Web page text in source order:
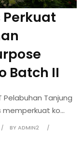
Perkuat
Batch II
Pelabuhan Tanjung
ko...
BY ADMIN2